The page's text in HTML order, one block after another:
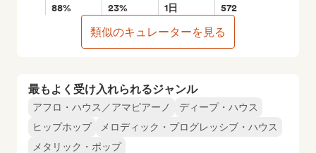
最もよく受け入れられるジャンル
アフロ・ハウス／アマピアーノ
ディープ・ハウス
ヒップホップ
メロディック・プログレッシブ・ハウス
メタリック・ポップ
88% 23% 1日 572
類似のキュレーターを見る